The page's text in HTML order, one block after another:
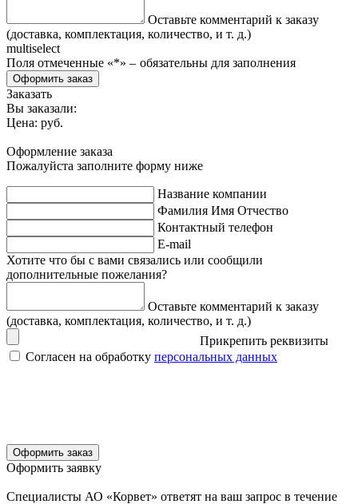
Оставьте комментарий к заказу
(доставка, комплектация, количество, и т. д.)
multiselect
Поля отмеченные «*» ‒ обязательны для заполнения
Оформить заказ
Заказать
Вы заказали:
Цена: руб.
Оформление заказа
Пожалуйста заполните форму ниже
Название компании
Фамилия Имя Отчество
Контактный телефон
E-mail
Хотите что бы с вами связались или сообщили
дополнительные пожелания?
Оставьте комментарий к заказу
(доставка, комплектация, количество, и т. д.)
Прикрепить реквизиты
Согласен на обработку персональных данных
Оформить заказ
Оформить заявку
Специалисты АО «Корвет» ответят на ваш запрос в течение